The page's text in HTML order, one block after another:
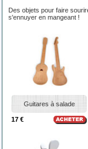
Des objets pour faire
s'ennuyer en mangeant !
Guitares à salade
17 €